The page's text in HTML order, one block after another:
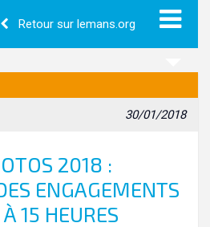
Retour sur lemans.org
30/01/2018
2018 :
ENGAGEMENTS
15 HEURES